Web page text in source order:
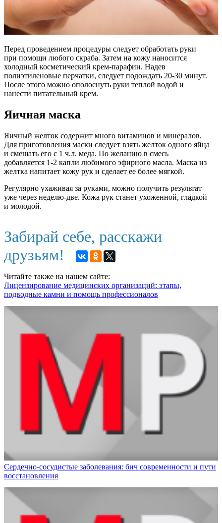
Перед проведением процедуры следует обработать руки
при помощи любого скраба. Затем на кожу наносится
холодный косметический крем-парафин. Надев
полиэтиленовые перчатки, следует подождать 20-30 минут.
После этого можно ополоснуть руки теплой водой и
нанести питательный крем.
Яичная маска
Яичный желток содержит много витаминов и минералов.
Для приготовления маски следует взять желток одного яйца
и смешать его с 1 ч.л. меда. По желанию в смесь
добавляется 1-2 капли любимого эфирного масла. Маска из
желтка напитает кожу рук и сделает ее более мягкой.
Регулярно ухаживая за руками, можно получить результат
уже через неделю-две. Кожа рук станет ухоженной, гладкой
и молодой.
Забирай себе, расскажи
друзьям!
Читайте также на нашем сайте:
Лицензирование медицинских организаций: этапы,
подводные камни и помощь профессионалов
Сердечно-сосудистые заболевания: бич современности и пути
восстановления